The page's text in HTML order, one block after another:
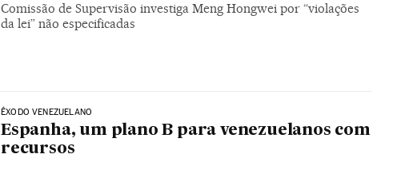
Comissão de Supervisão investiga Meng Hongwei por “violações
da lei” não especificadas
ÊXODO VENEZUELANO
Espanha, um plano B para venezuelanos com
recursos